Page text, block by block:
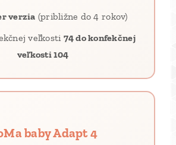
verzia (približne do 4 rokov)
veľkosti 74 do konfekčnej
veľkosti 104
baby Adapt 4